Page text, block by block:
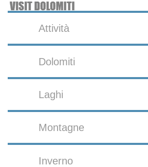
Attività
Dolomiti
Laghi
Montagne
Inverno